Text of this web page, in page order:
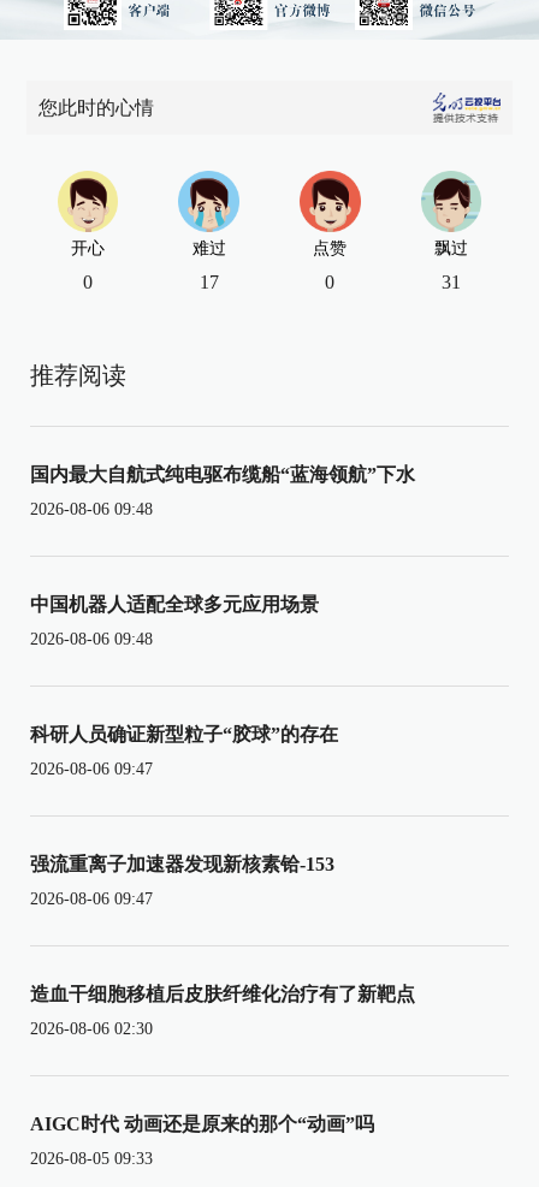
您此时的心情
开心
0
难过
17
点赞
0
飘过
31
推荐阅读
国内最大自航式纯电驱布缆船“蓝海领航”下水
2026-08-06 09:48
中国机器人适配全球多元应用场景
2026-08-06 09:48
科研人员确证新型粒子“胶球”的存在
2026-08-06 09:47
强流重离子加速器发现新核素铪-153
2026-08-06 09:47
造血干细胞移植后皮肤纤维化治疗有了新靶点
2026-08-06 02:30
AIGC时代 动画还是原来的那个“动画”吗
2026-08-05 09:33